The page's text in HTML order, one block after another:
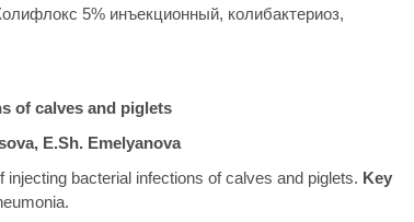
5% инъекционный, колибактериоз,
of calves and piglets
E.Sh. Emelyanova
bacterial infections of calves and piglets. Key